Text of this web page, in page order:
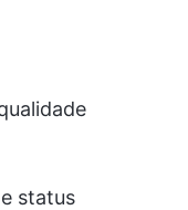
status